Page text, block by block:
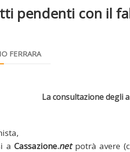
pendenti con il
FERRARA
La consultazione degli
aCassazione.netpotrà avere